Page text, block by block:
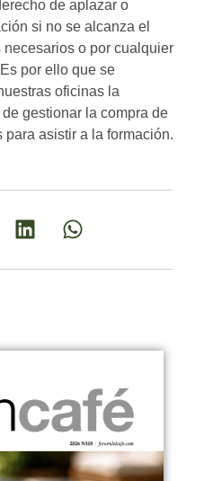
de aplazar o
si no se alcanza el
o por cualquier
por ello que se
oficinas la
gestionar la compra de
asistir a la formación.